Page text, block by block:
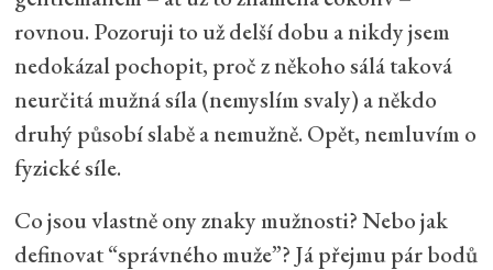
rovnou. Pozoruji to už delší dobu a nikdy jsem
nedokázal pochopit, proč z někoho sálá taková
neurčitá mužná síla (nemyslím svaly) a někdo
druhý působí slabě a nemužně. Opět, nemluvím o
fyzické síle.
Co jsou vlastně ony znaky mužnosti? Nebo jak
definovat “správného muže”? Já přejmu pár bodů